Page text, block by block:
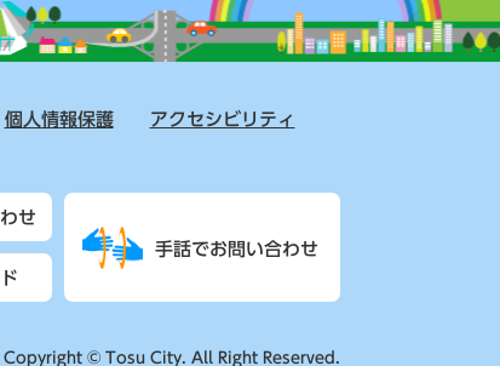
個人情報保護 アクセシビリティ
せ
手話でお問い合わせ
Copyright © Tosu City. All Right Reserved.